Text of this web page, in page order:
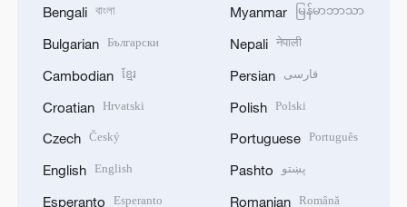
Bengali বাংলা
Bulgarian Български
Cambodian ខ្មែរ
Croatian Hrvatski
Czech Český
English English
Esperanto Esperanto
Myanmar မြန်မာဘာသာ
Nepali नेपाली
Persian فارسی
Polish Polski
Portuguese Português
Pashto پښتو
Romanian Română